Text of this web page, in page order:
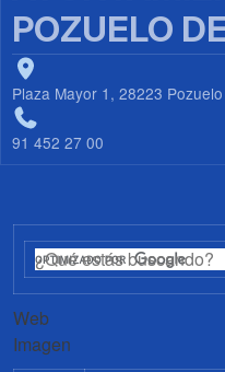
POZUELO
Plaza Mayor 1, 28223
91 452 27 00
Web
Imagen